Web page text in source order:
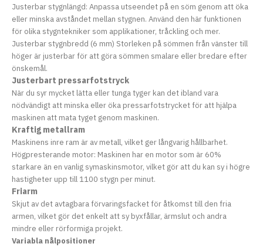
Justerbar stygnlängd: Anpassa utseendet på en söm genom att öka
eller minska avståndet mellan stygnen. Använd den här funktionen
för olika stygntekniker som applikationer, tråckling och mer.
Justerbar stygnbredd (6 mm) Storleken på sömmen från vänster till
höger är justerbar för att göra sömmen smalare eller bredare efter
önskemål.
Justerbart pressarfotstryck
När du syr mycket lätta eller tunga tyger kan det ibland vara
nödvändigt att minska eller öka pressarfotstrycket för att hjälpa
maskinen att mata tyget genom maskinen.
Kraftig metallram
Maskinens inre ram är av metall, vilket ger långvarig hållbarhet.
Högpresterande motor: Maskinen har en motor som är 60%
starkare än en vanlig symaskinsmotor, vilket gör att du kan sy i högre
hastigheter upp till 1100 stygn per minut.
Friarm
Skjut av det avtagbara förvaringsfacket för åtkomst till den fria
armen, vilket gör det enkelt att sy byxfållar, ärmslut och andra
mindre eller rörformiga projekt.
Variabla nålpositioner